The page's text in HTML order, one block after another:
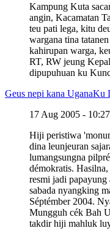
Kampung Kuta
angin, Kacamatan
teu pati lega, kitu
wargana tina
kahirupan warga,
RT, RW jeung
dipupuhuan ku
Geus nepi kana UganaKu
17 Aug 2005 -
Hiji peristiwa
dina leunjeuran
lumangsungna
démokratis.
resmi jadi papayung
sabada nyangking
Séptémber 2004.
Mungguh cék Bah
takdir hiji mahluk